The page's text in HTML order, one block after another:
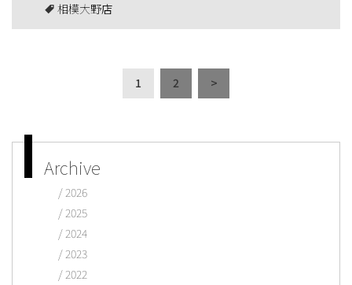
相模大野店
1 2 >
Archive
2026
2025
2024
2023
2022